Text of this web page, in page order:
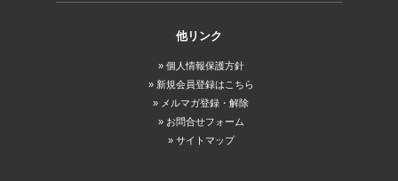
他リンク
個人情報保護方針
新規会員登録はこちら
メルマガ登録・解除
お問合せフォーム
サイトマップ